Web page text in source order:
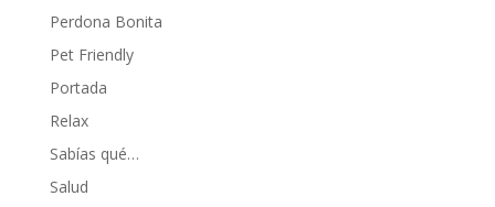
Perdona Bonita
Pet Friendly
Portada
Relax
Sabías qué…
Salud